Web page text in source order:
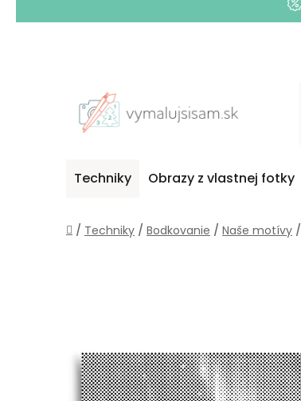
Techniky Obrazy z vlastnej fotky
Domov
/ Techniky / Bodkovanie / Naše motívy /